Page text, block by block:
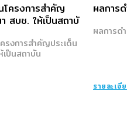
โครงการสำคัญ
สบช. ให้เป็นสถาบั
รงการสำคัญประเด็น
ป็นสถาบัน
ผลการ
ผลการด
รายละเอี